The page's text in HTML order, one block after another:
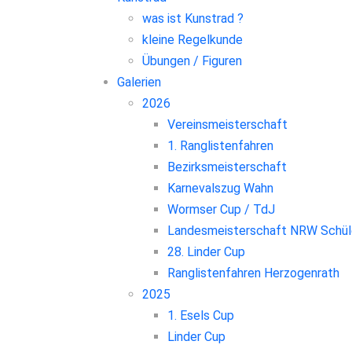
was ist Kunstrad ?
kleine Regelkunde
Übungen / Figuren
Galerien
2026
Vereinsmeisterschaft
1. Ranglistenfahren
Bezirksmeisterschaft
Karnevalszug Wahn
Wormser Cup / TdJ
Landesmeisterschaft NRW
28. Linder Cup
Ranglistenfahren Herzogenrath
2025
1. Esels Cup
Linder Cup